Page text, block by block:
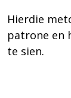
Hierdie
patrone en
te sien.